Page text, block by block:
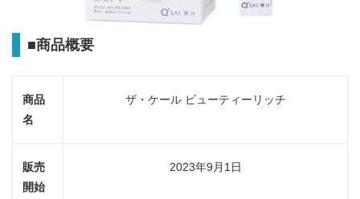
■商品概要
商品
名
ザ・ケール ビューティーリッチ
販売
開始
2023年9月1日